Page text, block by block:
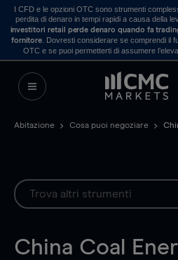
I CFD e le opzioni OTC sono strumenti
perdita di denaro in tempi rapidi a causa della
investitori retail perde denaro quando fa
fornitore . Dovresti considerare se comprendi il
OTC e se puoi permetterti di assumere
Abitazione Cosa puoi negoziare
China Coal